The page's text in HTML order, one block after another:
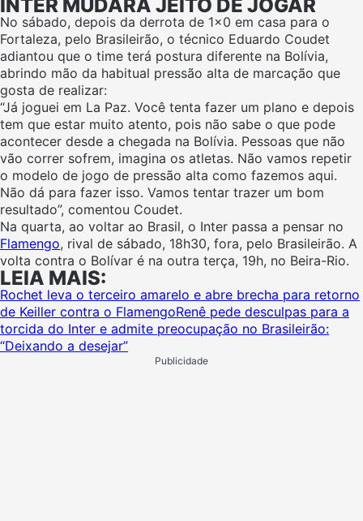
INTER MUDARÁ JEITO DE JOGAR
No sábado, depois da derrota de 1×0 em casa para o
Fortaleza, pelo Brasileirão, o técnico Eduardo Coudet
adiantou que o time terá postura diferente na Bolívia,
abrindo mão da habitual pressão alta de marcação que
gosta de realizar:
“Já joguei em La Paz. Você tenta fazer um plano e depois
tem que estar muito atento, pois não sabe o que pode
acontecer desde a chegada na Bolívia. Pessoas que não
vão correr sofrem, imagina os atletas. Não vamos repetir
o modelo de jogo de pressão alta como fazemos aqui.
Não dá para fazer isso. Vamos tentar trazer um bom
resultado”, comentou Coudet.
Na quarta, ao voltar ao Brasil, o Inter passa a pensar no
Flamengo, rival de sábado, 18h30, fora, pelo Brasileirão. A
volta contra o Bolívar é na outra terça, 19h, no Beira-Rio.
LEIA MAIS:
Rochet leva o terceiro amarelo e abre brecha para retorno
de Keiller contra o FlamengoRenê pede desculpas para a
torcida do Inter e admite preocupação no Brasileirão:
“Deixando a desejar”
Publicidade